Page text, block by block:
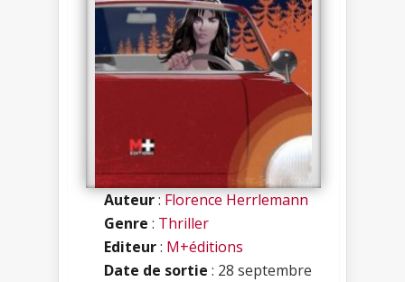
Auteur:Florence Herrlemann
Genre : Thriller
Editeur: M+éditions
Date de sortie : 28 septembre